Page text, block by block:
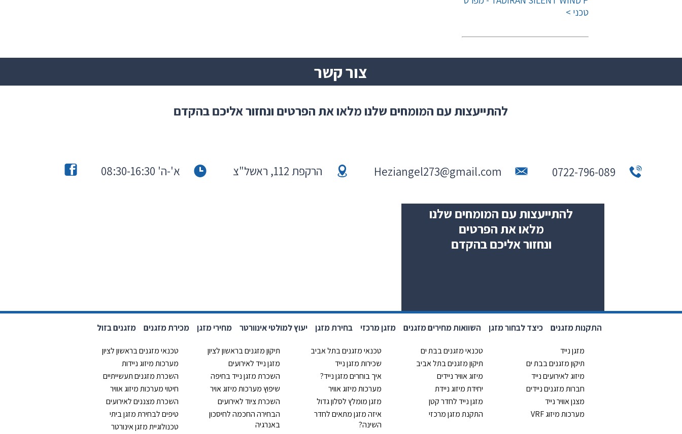
טכני >
להתייעצות עם המומחים שלנו
מלאו את הפרטים
ונחזור אליכם בהקדם
0722-796-089
Heziangel273@gmail.com הרקפת 112, ראשל"צ א'-ה' 08:30-16:30
צור קשר
להתייעצות עם המומחים שלנו מלאו את הפרטים ונחזור אליכם בהקדם
התקנות מזגנים כיצד לבחור מזגן השוואות מחירים מזגנים מזגן מרכזי בחירת מזגן יעוץ למולטי אינוורטר מחירי מזגן מכירת מזגנים מזגנים בזול
מזגן נייד טכנאי מזגנים בבת ים טכנאי מזגנים בתל אביב תיקון מזגנים בראשון לציון
טכנאי מזגנים בראשון לציון
תיקון מזגנים בבת ים
תיקון מזגנים בתל אביב שכירות מזגן נייד מזגן נייד לאירועים
מערכות מיזוג ניידות
מיזוג לאירועים נייד
מיזוג אוויר ניידים איך בוחרים מזגן נייד? השכרת מזגן נייד בחיפה
השכרת מזגנים תעשייתיים
חברות מזגנים ניידים
יחידת מיזוג ניידת מערכות מיזוג אוויר שיפוץ מערכות מיזוג אויר
חיטוי מערכות מיזוג אוויר
מצנן אוויר נייד
מזגן נייד לחדר קטן מזגן מומלץ לסלון גדול השכרת ציוד לאירועים
השכרת מצננים לאירועים
מערכות מיזוג VRF
התקנת מזגן מרכזי
איזה מזגן מתאים לחדר
השינה?
הבחירה החכמה לחיסכון
באנרגיה
טיפים לבחירת מזגן ביתי
טכנולוגיית מזגן אינורטר